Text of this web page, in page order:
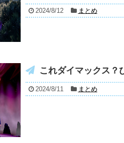
2024/8/12 まとめ
これダイマックス？
2024/8/11 まとめ